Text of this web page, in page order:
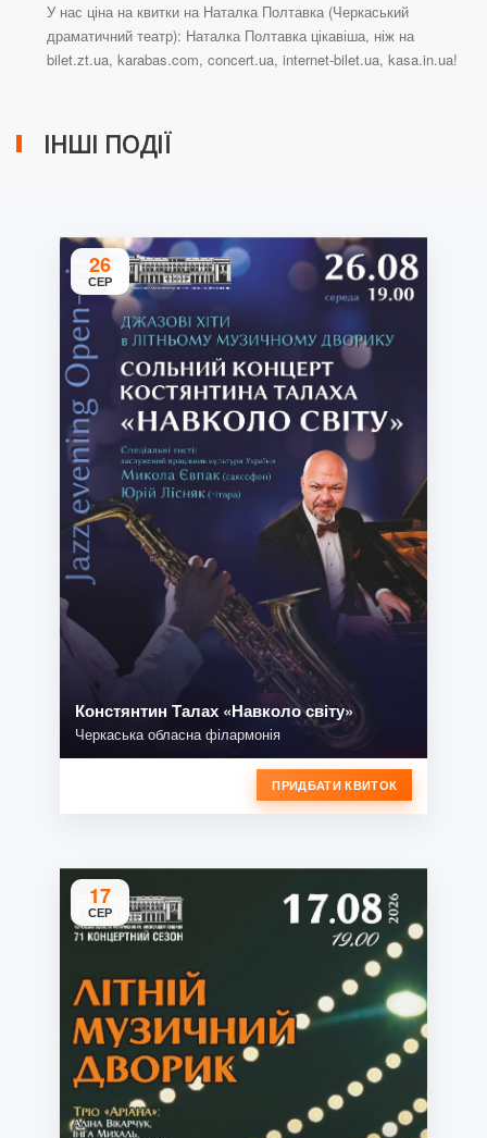
У нас ціна на квитки на Наталка Полтавка (Черкаський
драматичний театр): Наталка Полтавка цікавіша, ніж на
bilet.zt.ua, karabas.com, concert.ua, internet-bilet.ua, kasa.in.ua!
ІНШІ ПОДІЇ
26
СЕР
Констянтин Талах «Навколо світу»
Черкаська обласна філармонія
ПРИДБАТИ КВИТОК
17
СЕР